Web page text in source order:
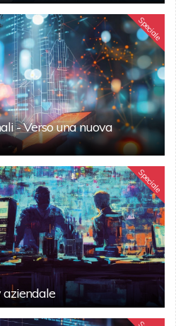
Speciale
- Verso una nuova
Speciale
aziendale